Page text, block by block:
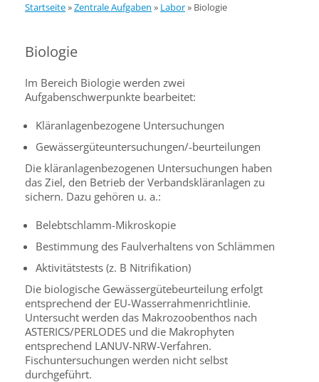
Startseite»Zentrale Aufgaben » Labor» Biologie
Biologie
Im Bereich Biologie werden zwei
Aufgabenschwerpunkte bearbeitet:
Kläranlagenbezogene Untersuchungen
Gewässergüteuntersuchungen/-beurteilungen
Die kläranlagenbezogenen Untersuchungen haben
das Ziel, den Betrieb der Verbandskläranlagen zu
sichern. Dazu gehören u. a.:
Belebtschlamm-Mikroskopie
Bestimmung des Faulverhaltens von Schlämmen
Aktivitätstests (z. B Nitrifikation)
Die biologische Gewässergütebeurteilung erfolgt
entsprechend der EU-Wasserrahmenrichtlinie.
Untersucht werden das Makrozoobenthos nach
ASTERICS/PERLODES und die Makrophyten
entsprechend LANUV-NRW-Verfahren.
Fischuntersuchungen werden nicht selbst
durchgeführt.